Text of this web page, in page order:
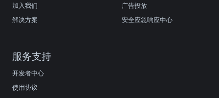
加入我们
解决方案
广告投放
安全应急响应中心
服务支持
开发者中心
使用协议